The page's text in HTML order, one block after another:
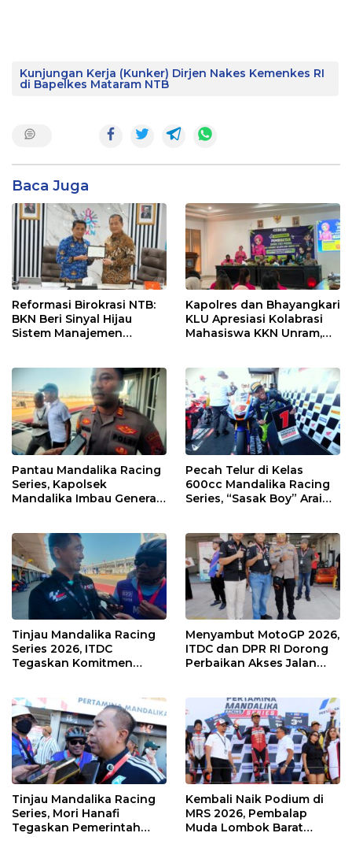
Kunjungan Kerja (Kunker) Dirjen Nakes Kemenkes RI
di Bapelkes Mataram NTB
Baca Juga
Reformasi Birokrasi NTB:
BKN Beri Sinyal Hijau
Sistem Manajemen
Kapolres dan Bhayangkari
KLU Apresiasi Kolabrasi
Mahasiswa KKN Unram,
Pantau Mandalika Racing
Series, Kapolsek
Mandalika Imbau Generasi
Pecah Telur di Kelas
600cc Mandalika Racing
Series, “Sasak Boy” Arai
Tinjau Mandalika Racing
Series 2026, ITDC
Tegaskan Komitmen
Kawasan
Menyambut MotoGP 2026,
ITDC dan DPR RI Dorong
Perbaikan Akses Jalan
Tinjau Mandalika Racing
Series, Mori Hanafi
Tegaskan Pemerintah
Kembali Naik Podium di
MRS 2026, Pembalap
Muda Lombok Barat